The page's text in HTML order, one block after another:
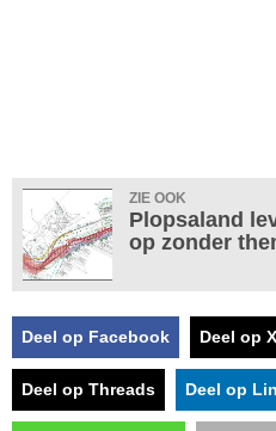
ZIE OOK
Plopsaland
op zonder
Deel op Facebook Deel op X
Deel op Threads Deel op